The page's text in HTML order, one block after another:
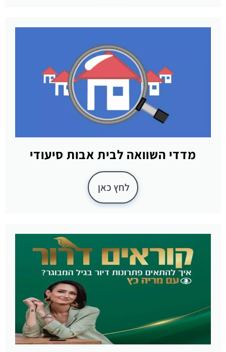
מדדי השוואה לבית אבות סיעודי
לחץ כאן